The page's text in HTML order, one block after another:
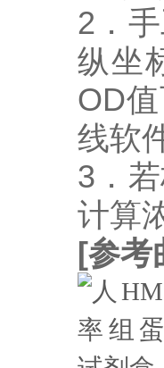
2．
纵坐
OD
线软
3．
计算
[参考